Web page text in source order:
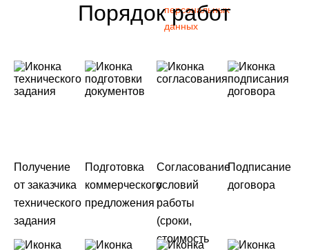
персональных
данных
Порядок работ
Получение
от заказчика
технического
задания
Подготовка
коммерческого
предложения
Согласование
условий
работы
(сроки,
стоимость
Подписание
договора